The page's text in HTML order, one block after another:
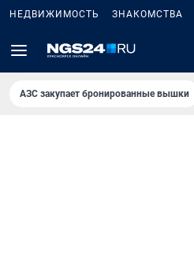
НЕДВИЖИМОСТЬ ЗНАКОМСТВА
AЗС закупает бронированные вышки